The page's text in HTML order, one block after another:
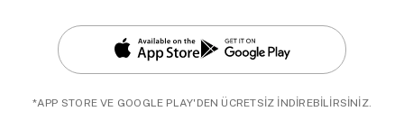
*APP STORE VE GOOGLE PLAY'DEN ÜCRETSİZ İNDİREBİLİRSİNİZ.